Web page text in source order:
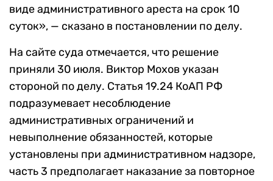
виде административного ареста на срок 10
суток», — сказано в постановлении по делу.
На сайте суда отмечается, что решение
приняли 30 июля. Виктор Мохов указан
стороной по делу. Статья 19.24 КоАП РФ
подразумевает несоблюдение
административных ограничений и
невыполнение обязанностей, которые
установлены при административном надзоре,
часть 3 предполагает наказание за повторное